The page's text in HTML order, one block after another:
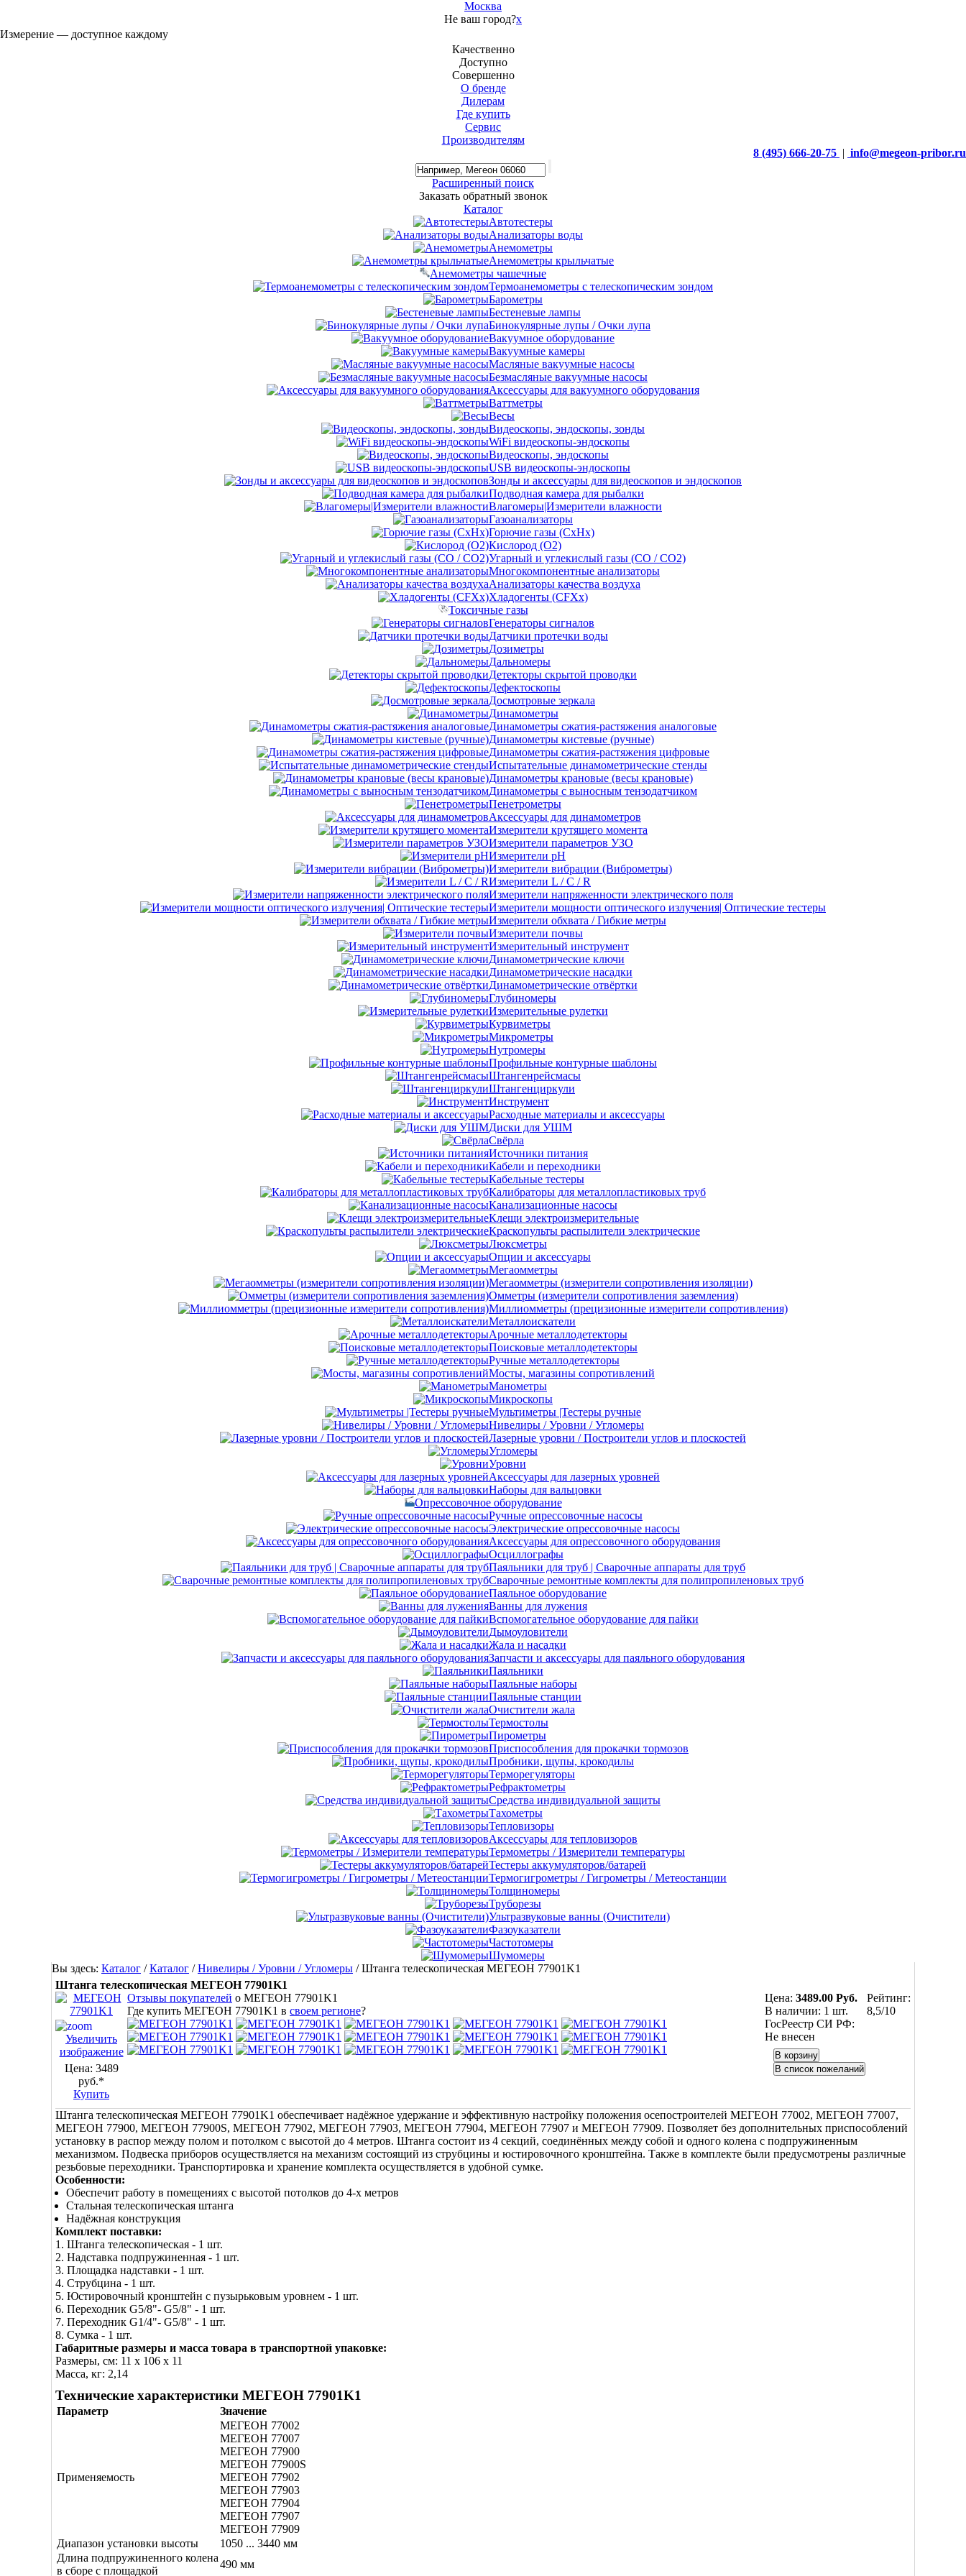
Москва
Не ваш город?x
Измерение — доступное каждому
Качественно
Доступно
Совершенно
О бренде
Дилерам
Где купить
Сервис
Производителям
8 (495) 666-20-75 | info@megeon-pribor.ru
Расширенный поиск
Заказать обратный звонок
Каталог
Автотестеры
Анализаторы воды
Анемометры
Анемометры крыльчатые
Анемометры чашечные
Термоанемометры с телескопическим зондом
Барометры
Бестеневые лампы
Бинокулярные лупы / Очки лупа
Вакуумное оборудование
Вакуумные камеры
Масляные вакуумные насосы
Безмасляные вакуумные насосы
Аксессуары для вакуумного оборудования
Ваттметры
Весы
Видеоскопы, эндоскопы, зонды
WiFi видеоскопы-эндоскопы
Видеоскопы, эндоскопы
USB видеоскопы-эндоскопы
Зонды и аксессуары для видеоскопов и эндоскопов
Подводная камера для рыбалки
Влагомеры|Измерители влажности
Газоанализаторы
Горючие газы (CxHx)
Кислород (O2)
Угарный и углекислый газы (CO / CO2)
Многокомпонентные анализаторы
Анализаторы качества воздуха
Хладогенты (CFXx)
Токсичные газы
Генераторы сигналов
Датчики протечки воды
Дозиметры
Дальномеры
Детекторы скрытой проводки
Дефектоскопы
Досмотровые зеркала
Динамометры
Динамометры сжатия-растяжения аналоговые
Динамометры кистевые (ручные)
Динамометры сжатия-растяжения цифровые
Испытательные динамометрические стенды
Динамометры крановые (весы крановые)
Динамометры с выносным тензодатчиком
Пенетрометры
Аксессуары для динамометров
Измерители крутящего момента
Измерители параметров УЗО
Измерители pH
Измерители вибрации (Виброметры)
Измерители L / C / R
Измерители напряженности электрического поля
Измерители мощности оптического излучения| Оптические тестеры
Измерители обхвата / Гибкие метры
Измерители почвы
Измерительный инструмент
Динамометрические ключи
Динамометрические насадки
Динамометрические отвёртки
Глубиномеры
Измерительные рулетки
Курвиметры
Микрометры
Нутромеры
Профильные контурные шаблоны
Штангенрейсмасы
Штангенциркули
Инструмент
Расходные материалы и аксессуары
Диски для УШМ
Свёрла
Источники питания
Кабели и переходники
Кабельные тестеры
Калибраторы для металлопластиковых труб
Канализационные насосы
Клещи электроизмерительные
Краскопульты распылители электрические
Люксметры
Опции и аксессуары
Мегаомметры
Мегаомметры (измерители сопротивления изоляции)
Омметры (измерители сопротивления заземления)
Миллиомметры (прецизионные измерители сопротивления)
Металлоискатели
Арочные металлодетекторы
Поисковые металлодетекторы
Ручные металлодетекторы
Мосты, магазины сопротивлений
Манометры
Микроскопы
Мультиметры |Тестеры ручные
Нивелиры / Уровни / Угломеры
Лазерные уровни / Построители углов и плоскостей
Угломеры
Уровни
Аксессуары для лазерных уровней
Наборы для вальцовки
Опрессовочное оборудование
Ручные опрессовочные насосы
Электрические опрессовочные насосы
Аксессуары для опрессовочного оборудования
Осциллографы
Паяльники для труб | Сварочные аппараты для труб
Сварочные ремонтные комплекты для полипропиленовых труб
Паяльное оборудование
Ванны для лужения
Вспомогательное оборудование для пайки
Дымоуловители
Жала и насадки
Запчасти и аксессуары для паяльного оборудования
Паяльники
Паяльные наборы
Паяльные станции
Очистители жала
Термостолы
Пирометры
Приспособления для прокачки тормозов
Пробники, щупы, крокодилы
Терморегуляторы
Рефрактометры
Средства индивидуальной защиты
Тахометры
Тепловизоры
Аксессуары для тепловизоров
Термометры / Измерители температуры
Тестеры аккумуляторов/батарей
Термогигрометры / Гигрометры / Метеостанции
Толщиномеры
Труборезы
Ультразвуковые ванны (Очистители)
Фазоуказатели
Частотомеры
Шумомеры
Вы здесь: Каталог /Каталог /Нивелиры / Уровни / Угломеры /Штанга телескопическая МЕГЕОН 77901K1
Штанга телескопическая МЕГЕОН 77901K1
Увеличить
изображение
Цена: 3489
руб.*
Купить
Отзывы покупателей о МЕГЕОН 77901K1
Где купить МЕГЕОН 77901K1 в своем регионе?
Цена: 3489.00 Руб.
В наличии: 1 шт.
ГосРеестр СИ РФ:
Не внесен
Рейтинг:
8,5/10
Штанга телескопическая МЕГЕОН 77901K1 обеспечивает надёжное удержание и эффективную настройку положения осепостроителей МЕГЕОН 77002, МЕГЕОН 77007,
МЕГЕОН 77900, МЕГЕОН 77900S, МЕГЕОН 77902, МЕГЕОН 77903, МЕГЕОН 77904, МЕГЕОН 77907 и МЕГЕОН 77909. Позволяет без дополнительных приспособлений
установку в распор между полом и потолком с высотой до 4 метров. Штанга состоит из 4 секций, соединённых между собой и одного колена с подпружиненным
механизмом. Подвеска приборов осуществляется на механизм состоящий из струбцины и юстировочного кронштейна. Также в комплекте были предусмотрены различные
резьбовые переходники. Транспортировка и хранение комплекта осуществляется в удобной сумке.
Особенности:
Обеспечит работу в помещениях с высотой потолков до 4-х метров
Стальная телескопическая штанга
Надёжная конструкция
Комплект поставки:
1. Штанга телескопическая - 1 шт.
2. Надставка подпружиненная - 1 шт.
3. Площадка надставки - 1 шт.
4. Струбцина - 1 шт.
5. Юстировочный кронштейн с пузырьковым уровнем - 1 шт.
6. Переходник G5/8"- G5/8" - 1 шт.
7. Переходник G1/4"- G5/8" - 1 шт.
8. Сумка - 1 шт.
Габаритные размеры и масса товара в транспортной упаковке:
Размеры, см: 11 x 106 x 11
Масса, кг: 2,14
Технические характеристики МЕГЕОН 77901K1
Параметр Значение
Применяемость
МЕГЕОН 77002
МЕГЕОН 77007
МЕГЕОН 77900
МЕГЕОН 77900S
МЕГЕОН 77902
МЕГЕОН 77903
МЕГЕОН 77904
МЕГЕОН 77907
МЕГЕОН 77909
Диапазон установки высоты
1050 ... 3440 мм
Длина подпружиненного колена
в сборе с площадкой
490 мм